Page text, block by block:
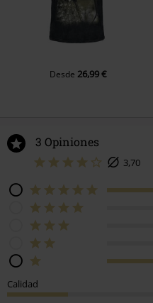
Desde 26,99 €
3 Opiniones
3,70
Calidad